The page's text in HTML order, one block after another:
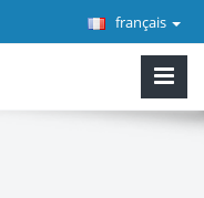
français